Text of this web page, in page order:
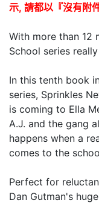
示, 請都以『沒有附
With more than 12
School series
In this tenth book
series, Sprinkles
is coming to Ella
A.J. and the gang
happens when a
comes to the
Perfect for
Dan Gutman's